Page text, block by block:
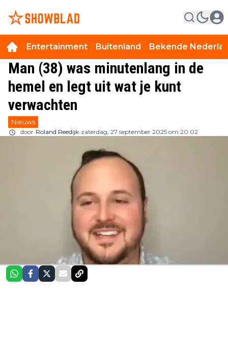
Entertainment Buitenland Bekende
Man (38) was minutenlang in de
hemel en legt uit wat je kunt
verwachten
Nieuws
door Roland Reedijk zaterdag, 27 september 2025 om 20:02